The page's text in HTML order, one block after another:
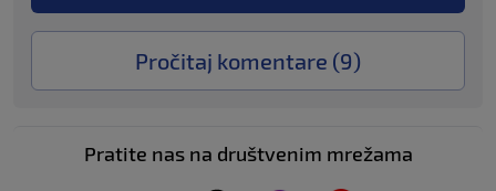
Pročitaj komentare (9)
Pratite nas na društvenim mrežama